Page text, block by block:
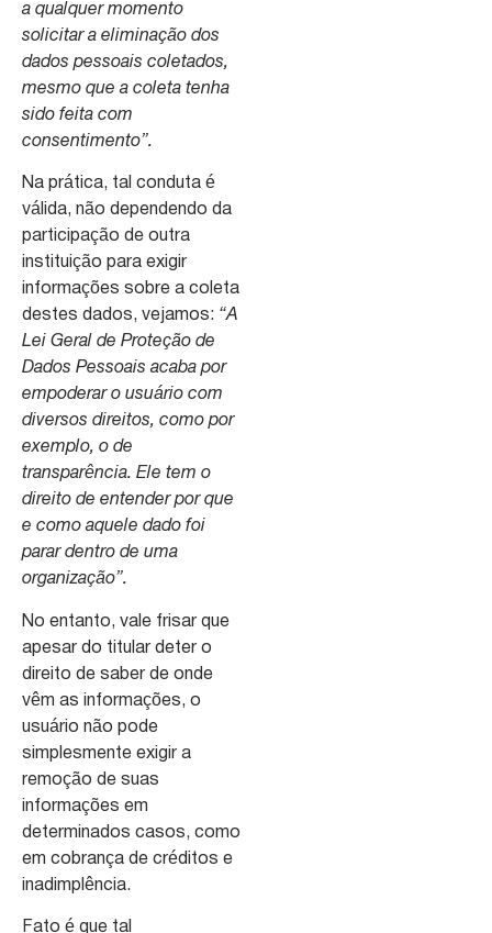
a qualquer momento
solicitar a eliminação dos
dados pessoais coletados,
mesmo que a coleta tenha
sido feita com
consentimento”.
Na prática, tal conduta é
válida, não dependendo da
participação de outra
instituição para exigir
informações sobre a coleta
destes dados, vejamos: “A
Lei Geral de Proteção de
Dados Pessoais acaba por
empoderar o usuário com
diversos direitos, como por
exemplo, o de
transparência. Ele tem o
direito de entender por que
e como aquele dado foi
parar dentro de uma
organização”.
No entanto, vale frisar que
apesar do titular deter o
direito de saber de onde
vêm as informações, o
usuário não pode
simplesmente exigir a
remoção de suas
informações em
determinados casos, como
em cobrança de créditos e
inadimplência.
Fato é que tal